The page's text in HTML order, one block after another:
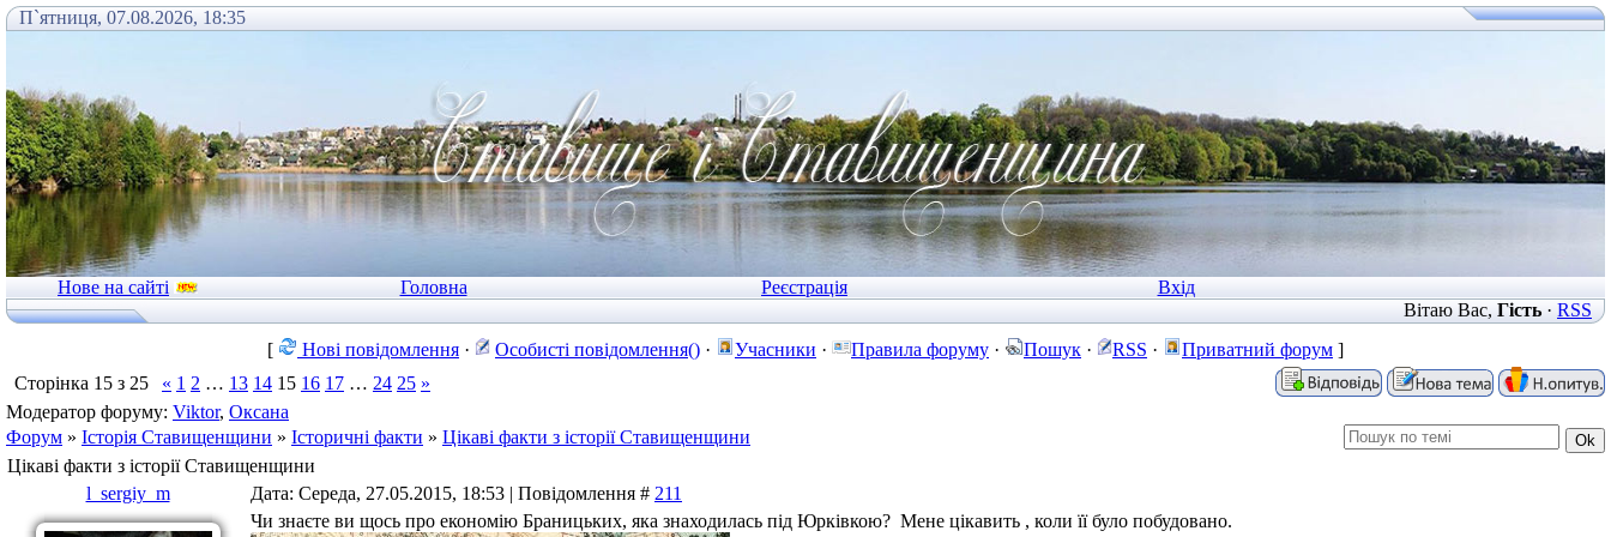
П`ятниця, 07.08.2026, 18:35
Нове на сайті Головна Реєстрація
Вхід
Вітаю Вас, Гість· RSS
[
Нові повідомлення · Особисті повідомлення() · Учасники · Правила форуму · Пошук · RSS · Приватний форум ]
Сторінка 15 з 25 « 1 2 … 13 14 15 16 17 … 24 25 »
Модератор форуму: Viktor, Оксана
Форум » Історія Ставищенщини » Історичні факти » Цікаві факти з історії Ставищенщини
Цікаві факти з історії Ставищенщини
l_sergiy_m
Дата: Середа, 27.05.2015, 18:53 | Повідомлення # 211
Чи знаєте ви щось про економію Браницьких, яка знаходилась під Юрківкою? Мене цікавить , коли її було побудовано.